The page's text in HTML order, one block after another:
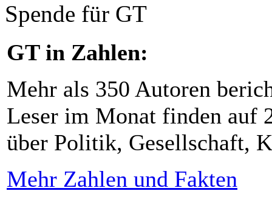
Spende für GT
GT in Zahlen:
Mehr als 350 Autoren
Leser im Monat finden auf
über Politik, Gesellschaft,
Mehr Zahlen und Fakten